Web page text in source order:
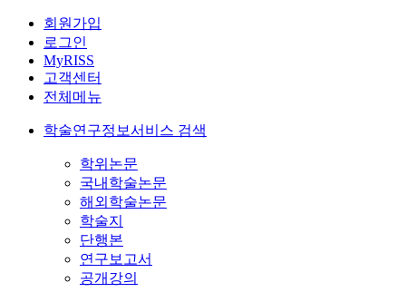
회원가입
로그인
MyRISS
고객센터
전체메뉴
학술연구정보서비스 검색
학위논문
국내학술논문
해외학술논문
학술지
단행본
연구보고서
공개강의